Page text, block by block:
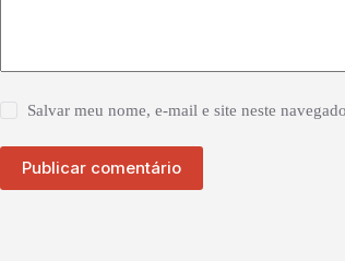
Salvar meu nome, e-mail e site neste
Publicar comentário